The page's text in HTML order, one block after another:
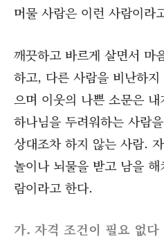
머물 사람은 이런 사람이라
깨끗하고 바르게 살면서 마
하고, 다른 사람을 비난하
으며 이웃의 나쁜 소문은
하나님을 두려워하는 사람
상대조차 하지 않는 사람.
놀이나 뇌물을 받고 남을
람이라고 한다.
가. 자격 조건이 필요 없다